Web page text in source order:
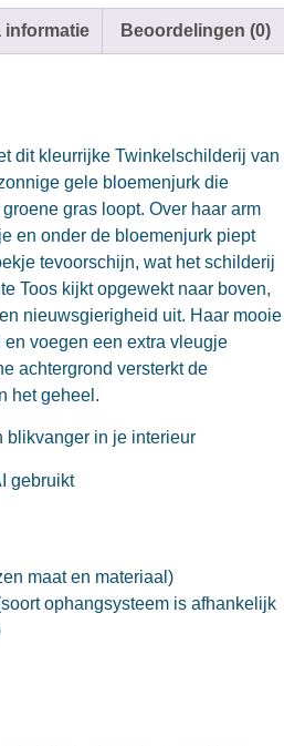
informatie Beoordelingen (0)
dit kleurrijke Twinkelschilderij van
gele bloemenjurk die
gras loopt. Over haar arm
en onder de bloemenjurk piept
tevoorschijn, wat het schilderij
Toos kijkt opgewekt naar boven,
nieuwsgierigheid uit. Haar mooie
voegen een extra vleugje
achtergrond versterkt de
het geheel.
blikvanger in je interieur
gebruikt
maat en materiaal)
ophangsysteem is afhankelijk